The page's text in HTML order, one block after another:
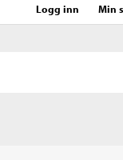
Logg inn Min